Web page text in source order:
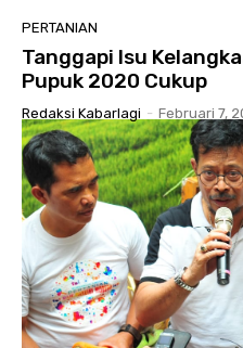
PERTANIAN
Tanggapi Isu
Pupuk 2020 Cukup
Redaksi Kabarlagi - Februari 7,